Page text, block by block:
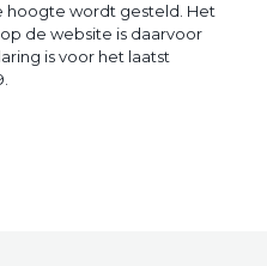
hoogte wordt gesteld. Het
de website is daarvoor
is voor het laatst